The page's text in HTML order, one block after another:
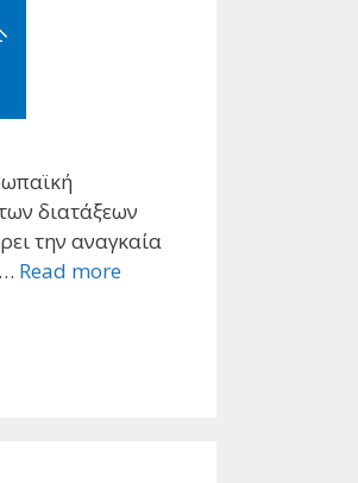
διατάξεων
την αναγκαία
Read more